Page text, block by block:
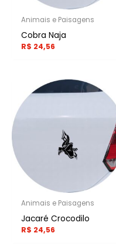
Animais e Paisagens
Cobra Naja
R$ 24,56
Animais e Paisagens
Jacaré Crocodilo
R$ 24,56